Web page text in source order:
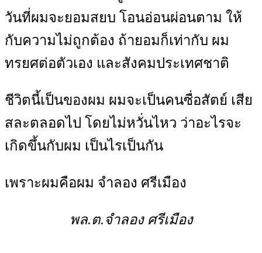
วันที่ผมจะยอมสยบ โอนอ่อนผ่อนตาม ให้
กับความไม่ถูกต้อง ถ้ายอมก็เท่ากับ ผม
ทรยศต่อตัวเอง และสังคมประเทศชาติ
ชีวิตนี้เป็นของผม ผมจะเป็นคนซื่อสัตย์ เสีย
สละตลอดไป โดยไม่หวั่นไหว ว่าอะไรจะ
เกิดขึ้นกับผม เป็นไรเป็นกัน
เพราะผมคือผม จำลอง ศรีเมือง
พล.ต.จำลอง ศรีเมือง